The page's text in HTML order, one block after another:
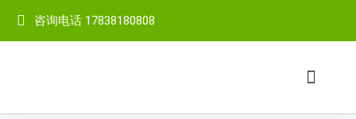
咨询电话 17838180808